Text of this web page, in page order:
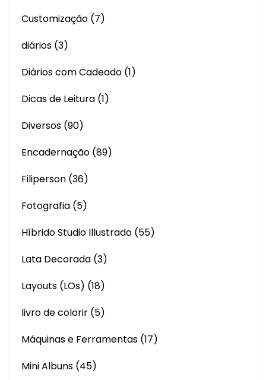
Customização (7)
diários (3)
Diários com Cadeado (1)
Dicas de Leitura (1)
Diversos (90)
Encadernação (89)
Filiperson (36)
Fotografia (5)
Híbrido Studio Illustrado (55)
Lata Decorada (3)
Layouts (LOs) (18)
livro de colorir (5)
Máquinas e Ferramentas (17)
Mini Albuns (45)